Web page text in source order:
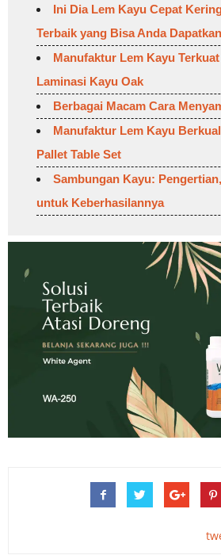
Ini Dia Lem Kayu Cepat
Terbaik yang Bisa Anda
Manufaktur Lem Kayu
Laminasi Kayu Oak
Berbagai Macam Cara
Manufaktur Lem Kayu
Pallet Table Set
Sambungan Kayu:
untuk Keberhasilannya